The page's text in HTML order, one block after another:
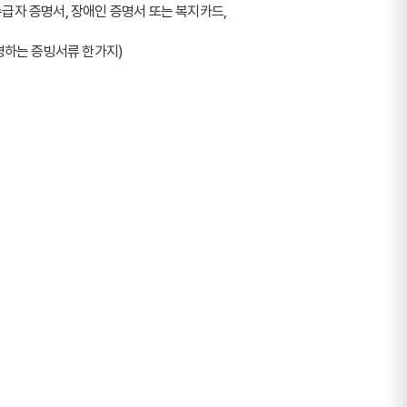
자 증명서, 장애인 증명서 또는 복지카드,
는 증빙서류 한가지)